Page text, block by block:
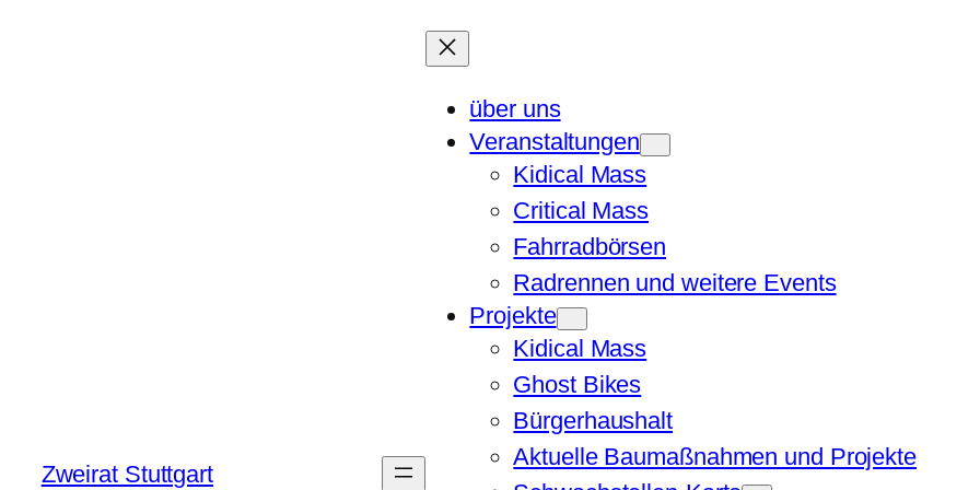
Zweirat Stuttgart
über uns
Veranstaltungen
Kidical Mass
Critical Mass
Fahrradbörsen
Radrennen und weitere Events
Projekte
Kidical Mass
Ghost Bikes
Bürgerhaushalt
Aktuelle Baumaßnahmen und Projekte